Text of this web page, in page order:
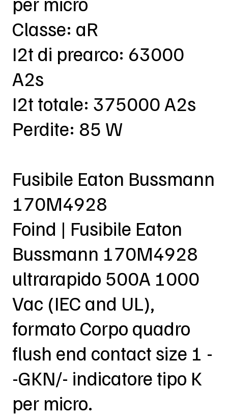
Classe: aR
I2t di prearco: 63000
A2s
I2t totale: 375000 A2s
Perdite: 85 W
Fusibile Eaton Bussmann
170M4928
Foind | Fusibile Eaton
Bussmann 170M4928
ultrarapido 500A 1000
Vac (IEC and UL),
formato Corpo quadro
flush end contact size 1 -
-GKN/- indicatore tipo K
per micro.